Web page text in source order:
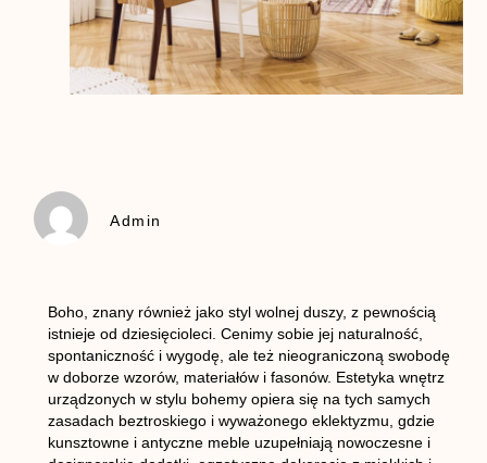
Admin
Boho, znany również jako styl wolnej duszy, z pewnością
istnieje od dziesięcioleci. Cenimy sobie jej naturalność,
spontaniczność i wygodę, ale też nieograniczoną swobodę
w doborze wzorów, materiałów i fasonów. Estetyka wnętrz
urządzonych w stylu bohemy opiera się na tych samych
zasadach beztroskiego i wyważonego eklektyzmu, gdzie
kunsztowne i antyczne meble uzupełniają nowoczesne i